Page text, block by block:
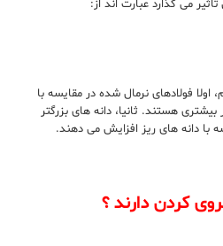
می گذارد عبارت اند از:
اولا فولادهای نرمال شده در مقایسه با
هستند. ثانیا، دانه های بزرگتر
با دانه های ریز افزایش می دهند.
کردن دارند ؟